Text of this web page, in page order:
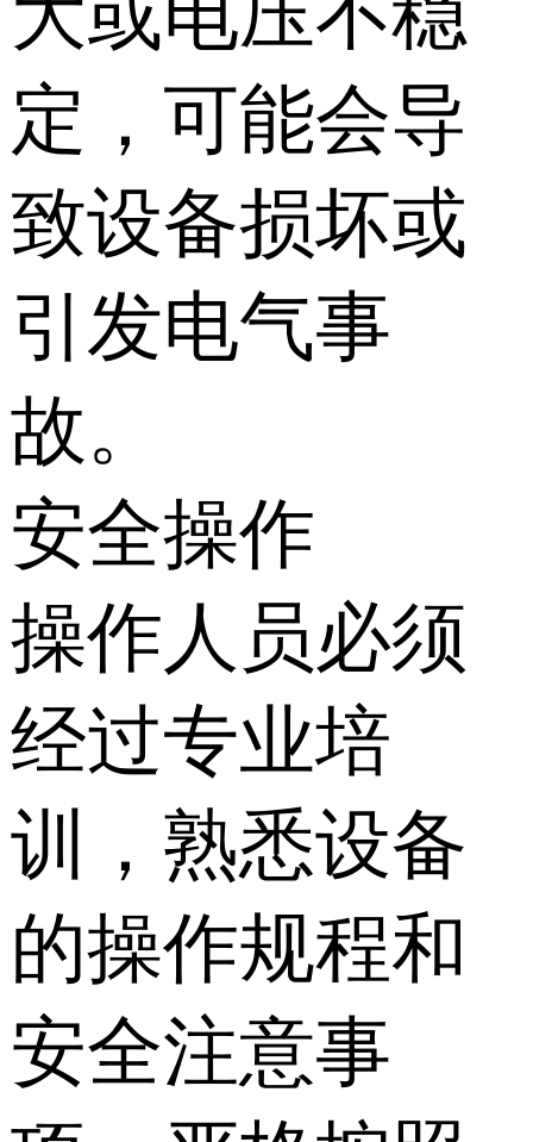
定，可能会导
致设备损坏或
引发电气事
故。
安全操作
操作人员必须
经过专业培
训，熟悉设备
的操作规程和
安全注意事